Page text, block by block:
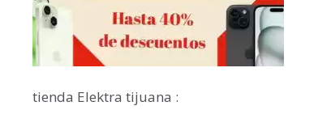
tienda Elektra tijuana :